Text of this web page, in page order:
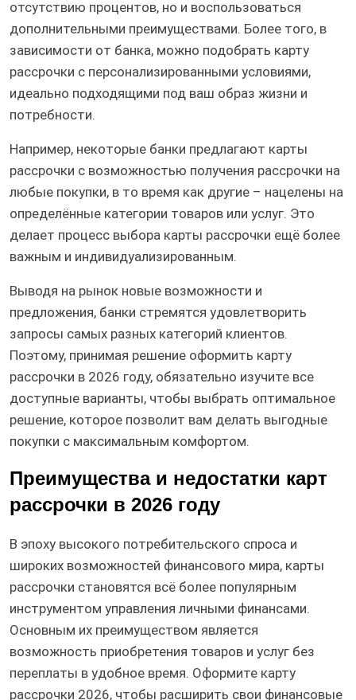
отсутствию процентов, но и воспользоваться
дополнительными преимуществами. Более того, в
зависимости от банка, можно подобрать карту
рассрочки с персонализированными условиями,
идеально подходящими под ваш образ жизни и
потребности.
Например, некоторые банки предлагают карты
рассрочки с возможностью получения рассрочки на
любые покупки, в то время как другие – нацелены на
определённые категории товаров или услуг. Это
делает процесс выбора карты рассрочки ещё более
важным и индивидуализированным.
Выводя на рынок новые возможности и
предложения, банки стремятся удовлетворить
запросы самых разных категорий клиентов.
Поэтому, принимая решение оформить карту
рассрочки в 2026 году, обязательно изучите все
доступные варианты, чтобы выбрать оптимальное
решение, которое позволит вам делать выгодные
покупки с максимальным комфортом.
Преимущества и недостатки карт
рассрочки в 2026 году
В эпоху высокого потребительского спроса и
широких возможностей финансового мира, карты
рассрочки становятся всё более популярным
инструментом управления личными финансами.
Основным их преимуществом является
возможность приобретения товаров и услуг без
переплаты в удобное время. Оформите карту
рассрочки 2026, чтобы расширить свои финансовые